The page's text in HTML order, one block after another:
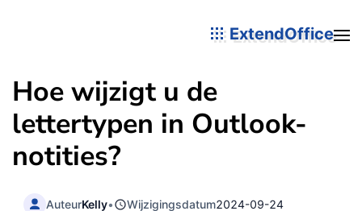
ExtendOffice
Hoe wijzigt u de
lettertypen in Outlook-
notities?
AuteurKelly• Wijzigingsdatum2024-09-24